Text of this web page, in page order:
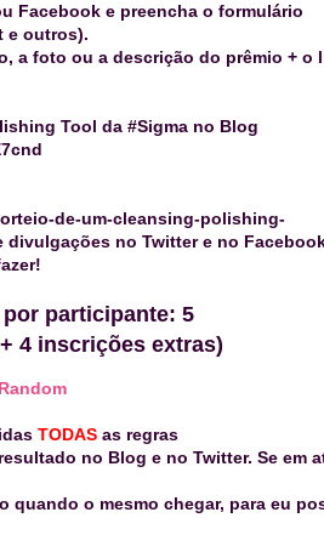
Facebook e preencha o formulário
e outros).
a foto ou a descrição do prêmio + o
Tool da #Sigma no Blog
de-um-cleansing-polishing-
divulgações no Twitter e no
participante: 5
4 inscrições extras)
Random
TODAS as regras
no Blog e no Twitter. Se em
quando o mesmo chegar, para eu